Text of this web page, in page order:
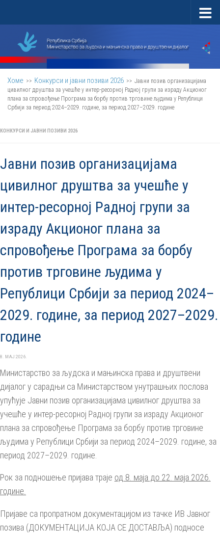
Хоме >> Kонкурси и јавни позиви 2026 >> Јавни позив организацијама
цивилног друштва за учешће у интер-ресорној Радној групи за израду Акционог
плана за спровођење Програма за борбу против трговине људима у Републици
Србији за период 2024–2029. године, за период 2027–2029. године
КОНКУРСИ И ЈАВНИ ПОЗИВИ 2026
Јавни позив организацијама
цивилног друштва за учешће у
интер-ресорној Радној групи за
израду Акционог плана за
спровођење Програма за борбу
против трговине људима у
Републици Србији за период 2024–
2029. године, за период 2027–2029.
године
8. МАЈ 2026.
Министарство за људска и мањинска права и друштвени
дијалог у сарадњи са Министарством унутрашњих послова
упућује Јавни позив организацијама цивилног друштва за
учешће у интер-ресорној Радној групи за израду Акционог
плана за спровођење Програма за борбу против трговине
људима у Републици Србији за период 2024–2029. године, за
период 2027–2029. године.
Рок за подношење пријава траје од 8. маја до 22. маја 2026.
године.
Пријаве са пропратном документацијом из тачке ИВ Јавног
позива (ДОКУМЕНТАЦИЈА КОЈА СЕ ДОСТАВЉА) подносе